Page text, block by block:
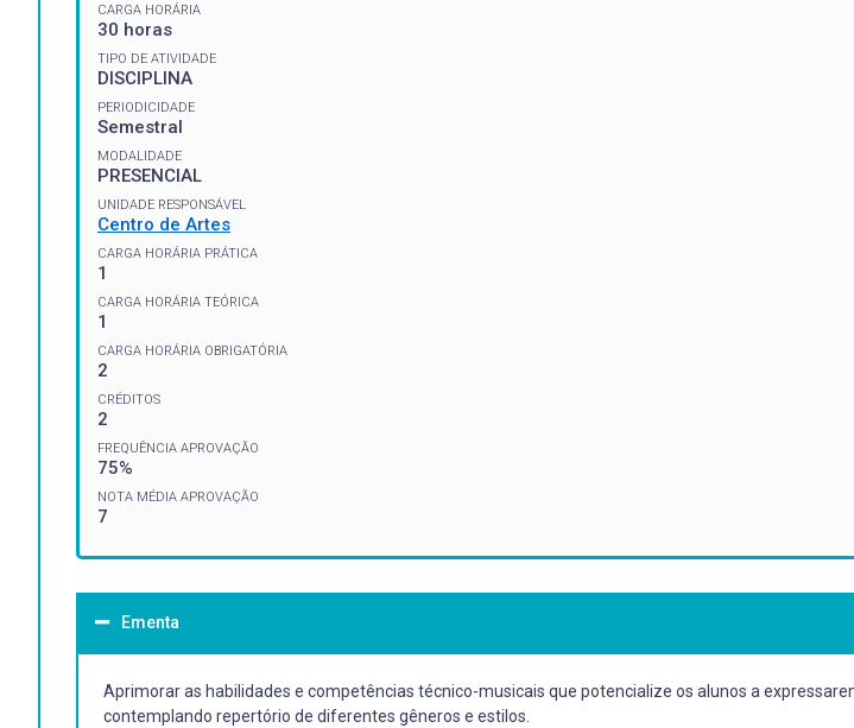
CARGA HORÁRIA
30 horas
TIPO DE ATIVIDADE
DISCIPLINA
PERIODICIDADE
Semestral
MODALIDADE
PRESENCIAL
UNIDADE RESPONSÁVEL
Centro de Artes
CARGA HORÁRIA PRÁTICA
1
CARGA HORÁRIA TEÓRICA
1
CARGA HORÁRIA OBRIGATÓRIA
2
CRÉDITOS
2
FREQUÊNCIA APROVAÇÃO
75%
NOTA MÉDIA APROVAÇÃO
7
Ementa
Aprimorar as habilidades e competências técnico-musicais que potencialize os alunos a
contemplando repertório de diferentes gêneros e estilos.